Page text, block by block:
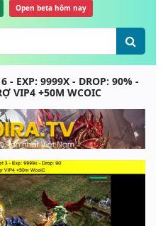
Open beta hôm nay
- EXP: 9999X - DROP: 90% -
VIP4 +50M WCOIC